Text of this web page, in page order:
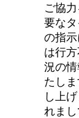
ご協
要な
の指示
は行
況の
たしま
し上げ
れま